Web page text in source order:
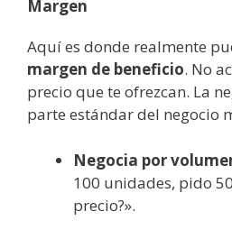
Margen
Aquí es donde realmente
margen de beneficio. No
precio que te ofrezcan. La
parte estándar del negocio
Negocia por
100 unidades, pido
precio?».